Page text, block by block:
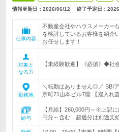
情報更新日：2026/06/12 終了予定日：
仕事内容
不動産会社やハウスメーカー
を検討しているお客様を紹介
お任せします！
対象と
なる方
【未経験歓迎】《必須》◆社
勤務地
＼転勤はありません◎／ SBI
京町71山本ビル7階 【雇入れ
給与
【月給】260,000円～※上記
円分～含む 超過分は別途支